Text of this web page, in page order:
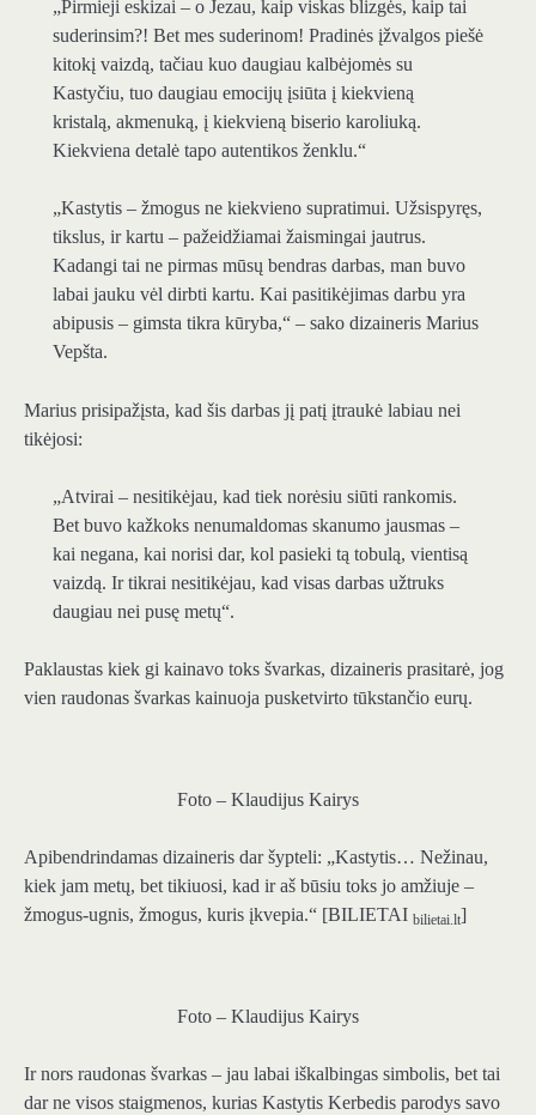
„Pirmieji eskizai – o Jezau, kaip viskas blizgės, kaip tai
suderinsim?! Bet mes suderinom! Pradinės įžvalgos piešė
kitokį vaizdą, tačiau kuo daugiau kalbėjomės su
Kastyčiu, tuo daugiau emocijų įsiūta į kiekvieną
kristalą, akmenuką, į kiekvieną biserio karoliuką.
Kiekviena detalė tapo autentikos ženklu.“
„Kastytis – žmogus ne kiekvieno supratimui. Užsispyręs,
tikslus, ir kartu – pažeidžiamai žaismingai jautrus.
Kadangi tai ne pirmas mūsų bendras darbas, man buvo
labai jauku vėl dirbti kartu. Kai pasitikėjimas darbu yra
abipusis – gimsta tikra kūryba,“ – sako dizaineris Marius
Vepšta.
Marius prisipažįsta, kad šis darbas jį patį įtraukė labiau nei
tikėjosi:
„Atvirai – nesitikėjau, kad tiek norėsiu siūti rankomis.
Bet buvo kažkoks nenumaldomas skanumo jausmas –
kai negana, kai norisi dar, kol pasieki tą tobulą, vientisą
vaizdą. Ir tikrai nesitikėjau, kad visas darbas užtruks
daugiau nei pusę metų“.
Paklaustas kiek gi kainavo toks švarkas, dizaineris prasitarė, jog
vien raudonas švarkas kainuoja pusketvirto tūkstančio eurų.
Foto – Klaudijus Kairys
Apibendrindamas dizaineris dar šypteli: „Kastytis… Nežinau,
kiek jam metų, bet tikiuosi, kad ir aš būsiu toks jo amžiuje –
žmogus-ugnis, žmogus, kuris įkvepia.“ [BILIETAI bilietai.lt]
Foto – Klaudijus Kairys
Ir nors raudonas švarkas – jau labai iškalbingas simbolis, bet tai
dar ne visos staigmenos, kurias Kastytis Kerbedis parodys savo